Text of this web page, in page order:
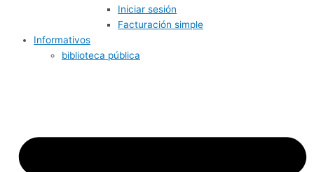
Iniciar sesión
Facturación simple
Informativos
biblioteca pública